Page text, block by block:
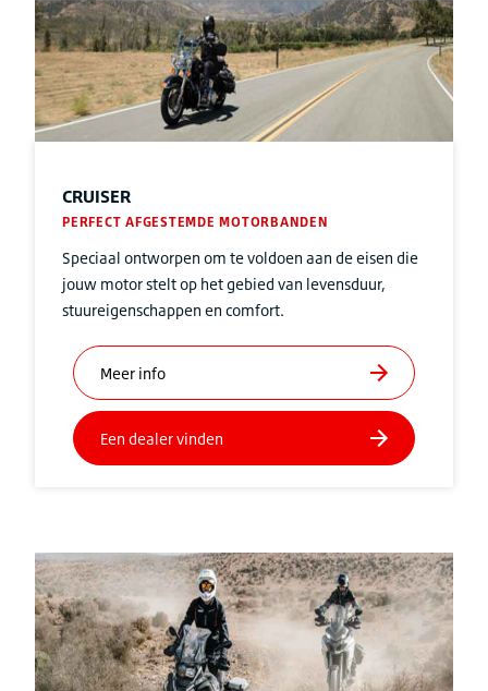
CRUISER
PERFECT AFGESTEMDE MOTORBANDEN
Speciaal ontworpen om te voldoen aan de eisen die
jouw motor stelt op het gebied van levensduur,
stuureigenschappen en comfort.